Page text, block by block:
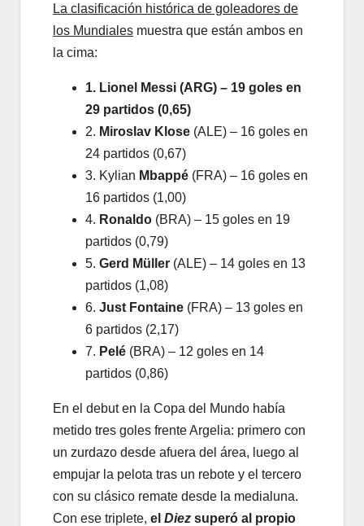
La clasificación histórica de goleadores de
los Mundiales muestra que están ambos en
la cima:
1. Lionel Messi (ARG) – 19 goles en
29 partidos (0,65)
2. Miroslav Klose (ALE) – 16 goles en
24 partidos (0,67)
3. Kylian Mbappé (FRA) – 16 goles en
16 partidos (1,00)
4. Ronaldo (BRA) – 15 goles en 19
partidos (0,79)
5. Gerd Müller (ALE) – 14 goles en 13
partidos (1,08)
6. Just Fontaine (FRA) – 13 goles en
6 partidos (2,17)
7. Pelé (BRA) – 12 goles en 14
partidos (0,86)
En el debut en la Copa del Mundo había
metido tres goles frente Argelia: primero con
un zurdazo desde afuera del área, luego al
empujar la pelota tras un rebote y el tercero
con su clásico remate desde la medialuna.
Con ese triplete, el Diez superó al propio